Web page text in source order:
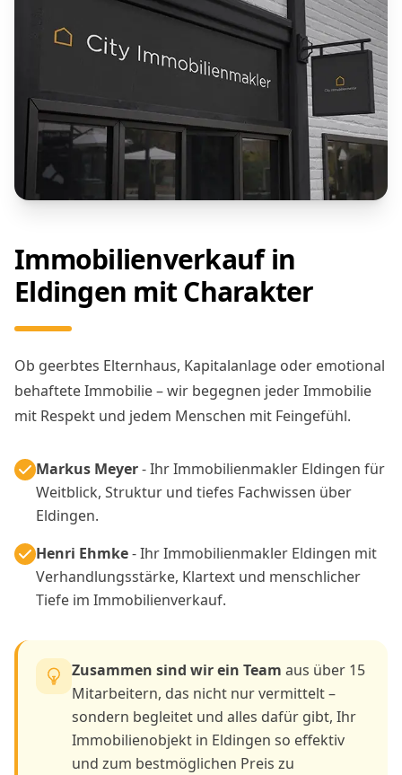
Immobilienverkauf in
Eldingen mit Charakter
Ob geerbtes Elternhaus, Kapitalanlage oder emotional
behaftete Immobilie – wir begegnen jeder Immobilie
mit Respekt und jedem Menschen mit Feingefühl.
Markus Meyer- Ihr Immobilienmakler Eldingen für
Weitblick, Struktur und tiefes Fachwissen über
Eldingen.
Henri Ehmke- Ihr Immobilienmakler Eldingen mit
Verhandlungsstärke, Klartext und menschlicher
Tiefe im Immobilienverkauf.
Zusammen sind wir ein Team aus über 15
Mitarbeitern, das nicht nur vermittelt –
sondern begleitet und alles dafür gibt, Ihr
Immobilienobjekt in Eldingen so effektiv
und zum bestmöglichen Preis zu